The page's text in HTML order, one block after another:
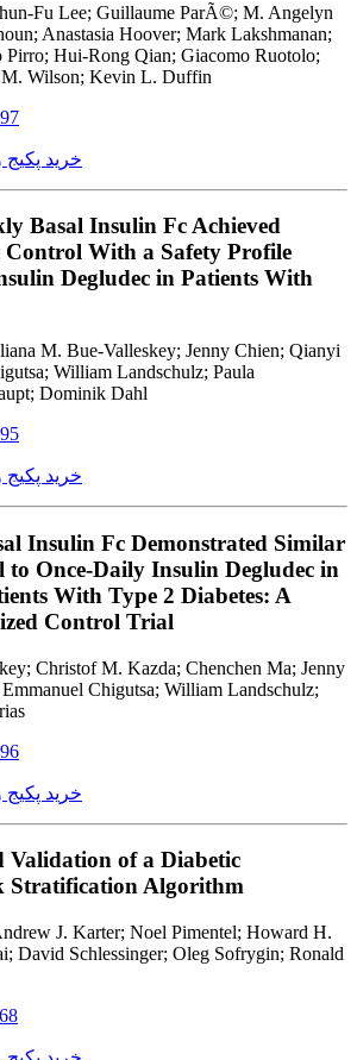
Fu Lee; Guillaume ParÃ©; M. Angelyn
Anastasia Hoover; Mark Lakshmanan;
Pirro; Hui-Rong Qian; Giacomo Ruotolo;
M. Wilson; Kevin L. Duffin
خرید پکیج
Basal Insulin Fc Achieved
Control With a Safety Profile
Degludec in Patients With
M. Bue-Valleskey; Jenny Chien; Qianyi
William Landschulz; Paula
Dominik Dahl
خرید پکیج
Insulin Fc Demonstrated Similar
to Once-Daily Insulin Degludec in
With Type 2 Diabetes: A
Control Trial
Christof M. Kazda; Chenchen Ma; Jenny
Chigutsa; William Landschulz;
خرید پکیج
Validation of a Diabetic
Stratification Algorithm
J. Karter; Noel Pimentel; Howard H.
David Schlessinger; Oleg Sofrygin; Ronald